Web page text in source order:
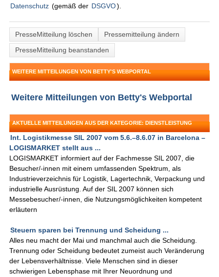
Datenschutz (gemäß der DSGVO).
PresseMitteilung löschen
Pressemitteilung ändern
PresseMitteilung beanstanden
WEITERE MITTEILUNGEN VON BETTY'S WEBPORTAL
Weitere Mitteilungen von Betty's Webportal
AKTUELLE MITTEILUNGEN AUS DER KATEGORIE: DIENSTLEISTUNG
Int. Logistikmesse SIL 2007 vom 5.6.–8.6.07 in Barcelona –
LOGISMARKET stellt aus ...
LOGISMARKET informiert auf der Fachmesse SIL 2007, die
Besucher/-innen mit einem umfassenden Spektrum, als
Industrieverzeichnis für Logistik, Lagertechnik, Verpackung und
industrielle Ausrüstung. Auf der SIL 2007 können sich
Messebesucher/-innen, die Nutzungsmöglichkeiten kompetent
erläutern
Steuern sparen bei Trennung und Scheidung ...
Alles neu macht der Mai und manchmal auch die Scheidung.
Trennung oder Scheidung bedeutet zumeist auch Veränderung
der Lebensverhältnisse. Viele Menschen sind in dieser
schwierigen Lebensphase mit Ihrer Neuordnung und